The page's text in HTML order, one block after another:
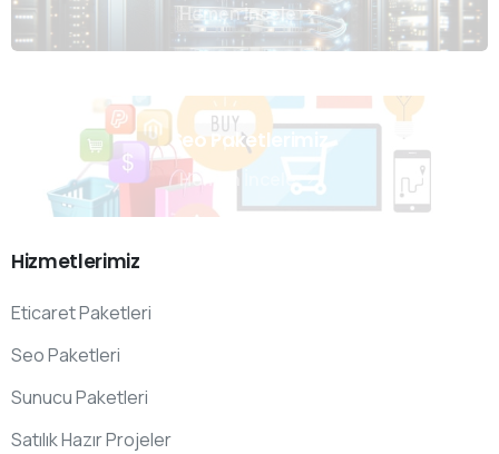
Hemen İncele
Seo Paketlerimiz
Hemen İncele
Hizmetlerimiz
Eticaret Paketleri
Seo Paketleri
Sunucu Paketleri
Satılık Hazır Projeler